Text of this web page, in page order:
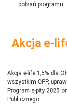
pobrań programu
Akcja e-
Akcja e-life 1,5% dla
wszystkim OPP,
Program e-pity 2025
Publicznego.